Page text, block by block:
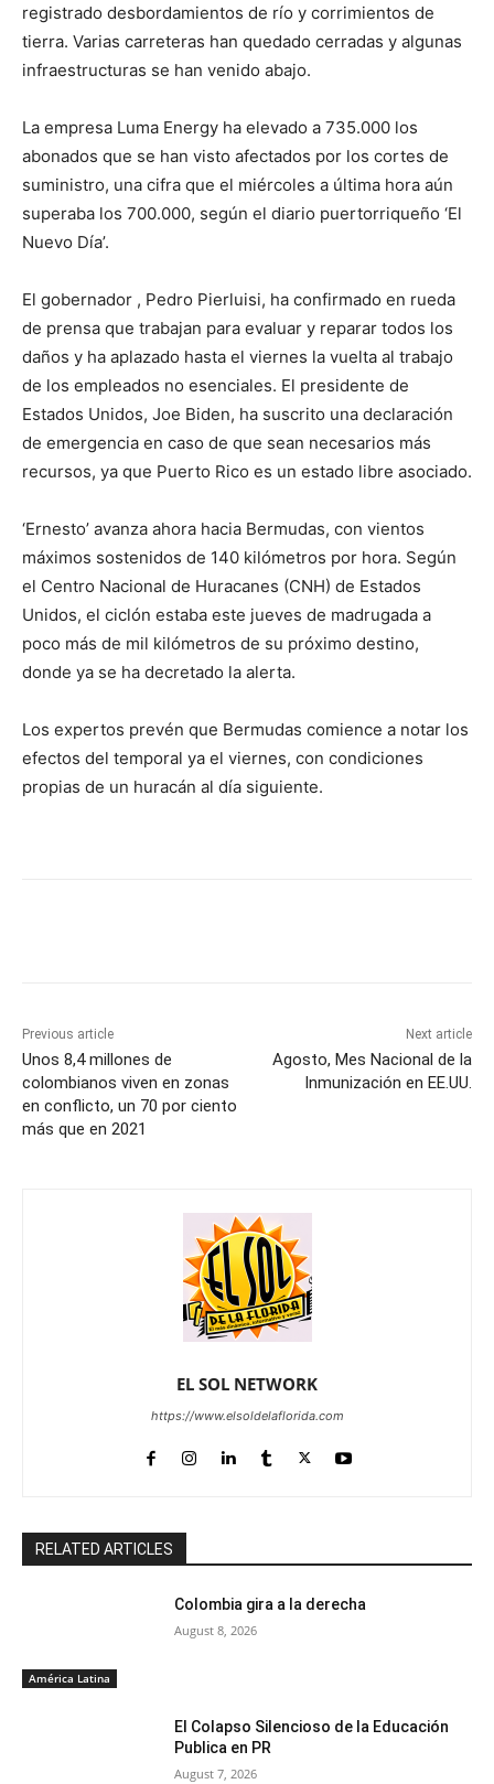
registrado desbordamientos de río y corrimientos de
tierra. Varias carreteras han quedado cerradas y algunas
infraestructuras se han venido abajo.
La empresa Luma Energy ha elevado a 735.000 los
abonados que se han visto afectados por los cortes de
suministro, una cifra que el miércoles a última hora aún
superaba los 700.000, según el diario puertorriqueño ‘El
Nuevo Día’.
El gobernador , Pedro Pierluisi, ha confirmado en rueda
de prensa que trabajan para evaluar y reparar todos los
daños y ha aplazado hasta el viernes la vuelta al trabajo
de los empleados no esenciales. El presidente de
Estados Unidos, Joe Biden, ha suscrito una declaración
de emergencia en caso de que sean necesarios más
recursos, ya que Puerto Rico es un estado libre asociado.
‘Ernesto’ avanza ahora hacia Bermudas, con vientos
máximos sostenidos de 140 kilómetros por hora. Según
el Centro Nacional de Huracanes (CNH) de Estados
Unidos, el ciclón estaba este jueves de madrugada a
poco más de mil kilómetros de su próximo destino,
donde ya se ha decretado la alerta.
Los expertos prevén que Bermudas comience a notar los
efectos del temporal ya el viernes, con condiciones
propias de un huracán al día siguiente.
Previous article
Unos 8,4 millones de
colombianos viven en zonas
en conflicto, un 70 por ciento
más que en 2021
Next article
Agosto, Mes Nacional de la
Inmunización en EE.UU.
EL SOL NETWORK
https://www.elsoldelaflorida.com
RELATED ARTICLES
América Latina
Colombia gira a la derecha
August 8, 2026
El Colapso Silencioso de la Educación
Publica en PR
August 7, 2026